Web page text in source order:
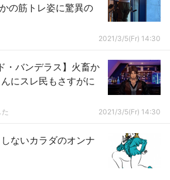
の筋トレ姿に驚異の
2021/3/5(Fr) 14:30
・バンデラス】火畜か
にスレ民もさすがに
2021/3/5(Fr) 14:30
ないカラダのオンナ